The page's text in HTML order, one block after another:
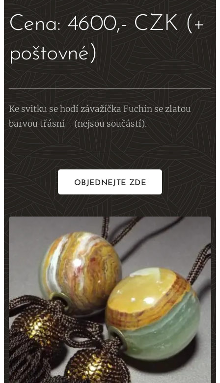
Cena: 4600,- CZK (+
poštovné)
Ke svitku se hodí závažíčka Fuchin se zlatou
barvou třásní - (nejsou součástí).
OBJEDNEJTE ZDE